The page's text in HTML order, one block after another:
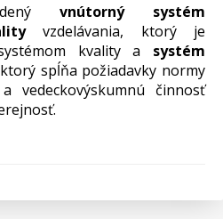
vnútorný systém
vzdelávania, ktorý je
kvality a systém
spĺňa požiadavky normy
vedeckovýskumnú činnosť